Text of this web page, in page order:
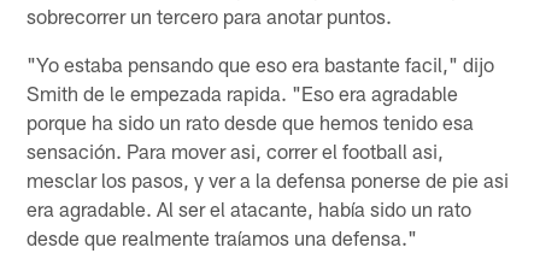
sobrecorrer un tercero para anotar puntos.
"Yo estaba pensando que eso era bastante facil," dijo
Smith de le empezada rapida. "Eso era agradable
porque ha sido un rato desde que hemos tenido esa
sensación. Para mover asi, correr el football asi,
mesclar los pasos, y ver a la defensa ponerse de pie asi
era agradable. Al ser el atacante, había sido un rato
desde que realmente traíamos una defensa."